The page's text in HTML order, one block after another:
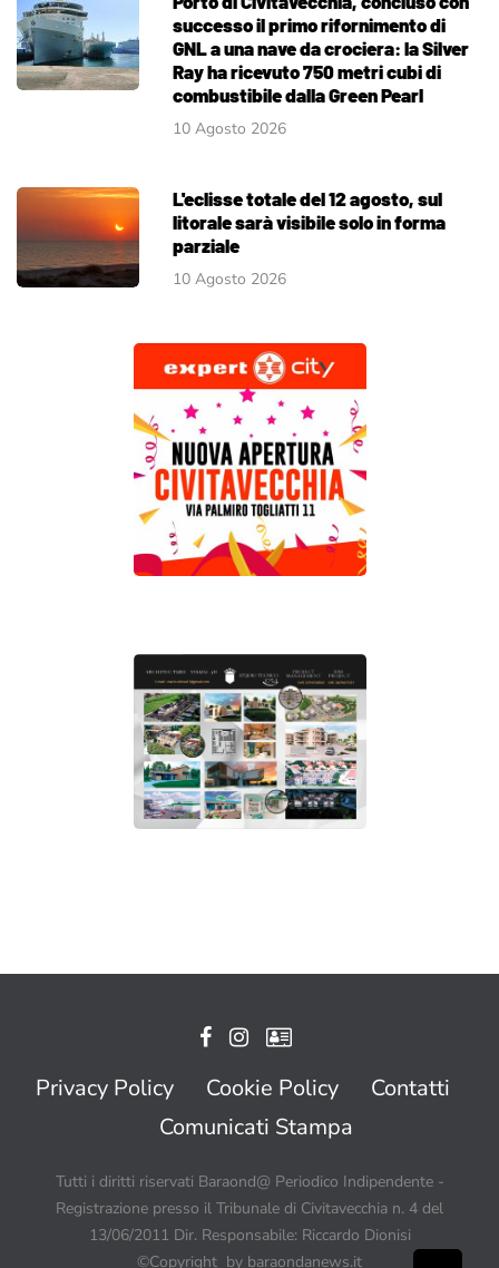
successo il primo rifornimento di
GNL a una nave da crociera: la Silver
Ray ha ricevuto 750 metri cubi di
combustibile dalla Green Pearl
10 Agosto 2026
L'eclisse totale del 12 agosto, sul
litorale sarà visibile solo in forma
parziale
10 Agosto 2026
Privacy Policy Cookie Policy
Contatti
Comunicati Stampa
Tutti i diritti riservati Baraond@ Periodico Indipendente -
Registrazione presso il Tribunale di Civitavecchia n. 4 del
13/06/2011 Dir. Responsabile: Riccardo Dionisi
©Copyright by baraondanews.it